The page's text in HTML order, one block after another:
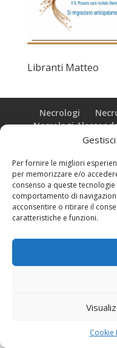
Per fornire le migliori
per memorizzare e/o
consenso a queste
comportamento di
acconsentire o ritirare il
caratteristiche e funzioni.
Cookie
Libranti Matteo
Necrologi
Necrologi
Casale